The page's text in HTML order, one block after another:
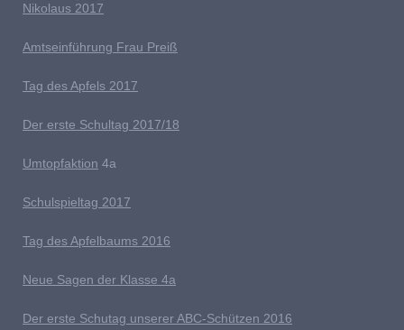
Nikolaus 2017
Amtseinführung Frau Preiß
Tag des Apfels 2017
Der erste Schultag 2017/18
Umtopfaktion 4a
Schulspieltag 2017
Tag des Apfelbaums 2016
Neue Sagen der Klasse 4a
Der erste Schutag unserer ABC-Schützen 2016